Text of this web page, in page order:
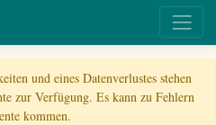
und eines Datenverlustes stehen
zur Verfügung. Es kann zu Fehlern
kommen.